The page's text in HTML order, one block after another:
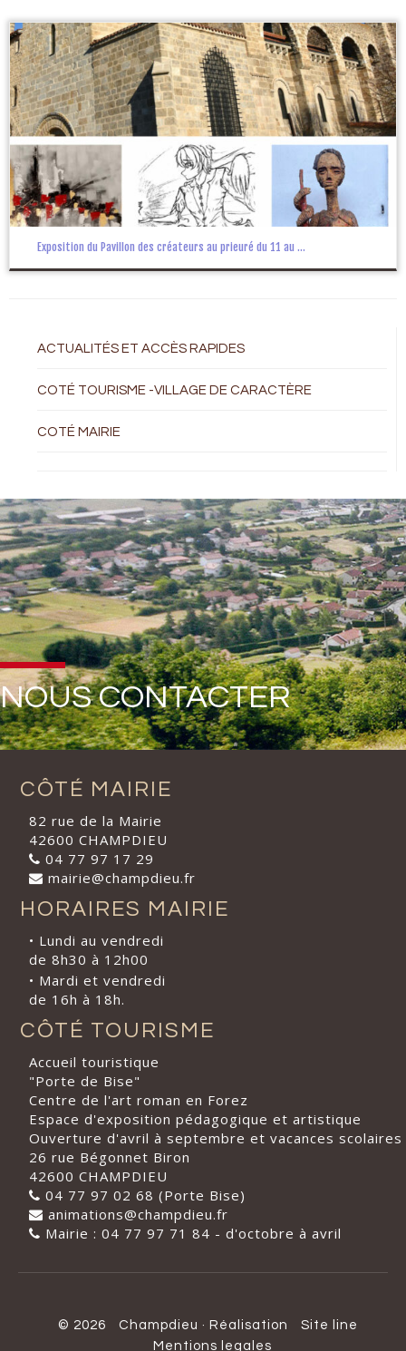
Exposition du Pavillon des créateurs au prieuré du 11 au ...
ACTUALITÉS ET ACCÈS RAPIDES
COTÉ TOURISME -VILLAGE DE CARACTÈRE
COTÉ MAIRIE
NOUS CONTACTER
CÔTÉ MAIRIE
82 rue de la Mairie
42600 CHAMPDIEU
04 77 97 17 29
mairie@champdieu.fr
HORAIRES MAIRIE
• Lundi au vendredi
de 8h30 à 12h00
• Mardi et vendredi
de 16h à 18h.
CÔTÉ TOURISME
Accueil touristique
"Porte de Bise"
Centre de l'art roman en Forez
Espace d'exposition pédagogique et artistique
Ouverture d'avril à septembre et vacances scolaires
26 rue Bégonnet Biron
42600 CHAMPDIEU
04 77 97 02 68 (Porte Bise)
animations@champdieu.fr
Mairie : 04 77 97 71 84 - d'octobre à avril
© 2026 Champdieu · Réalisation
Site line
Mentions legales